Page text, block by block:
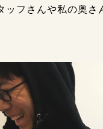
ッフさんや私の奥さ